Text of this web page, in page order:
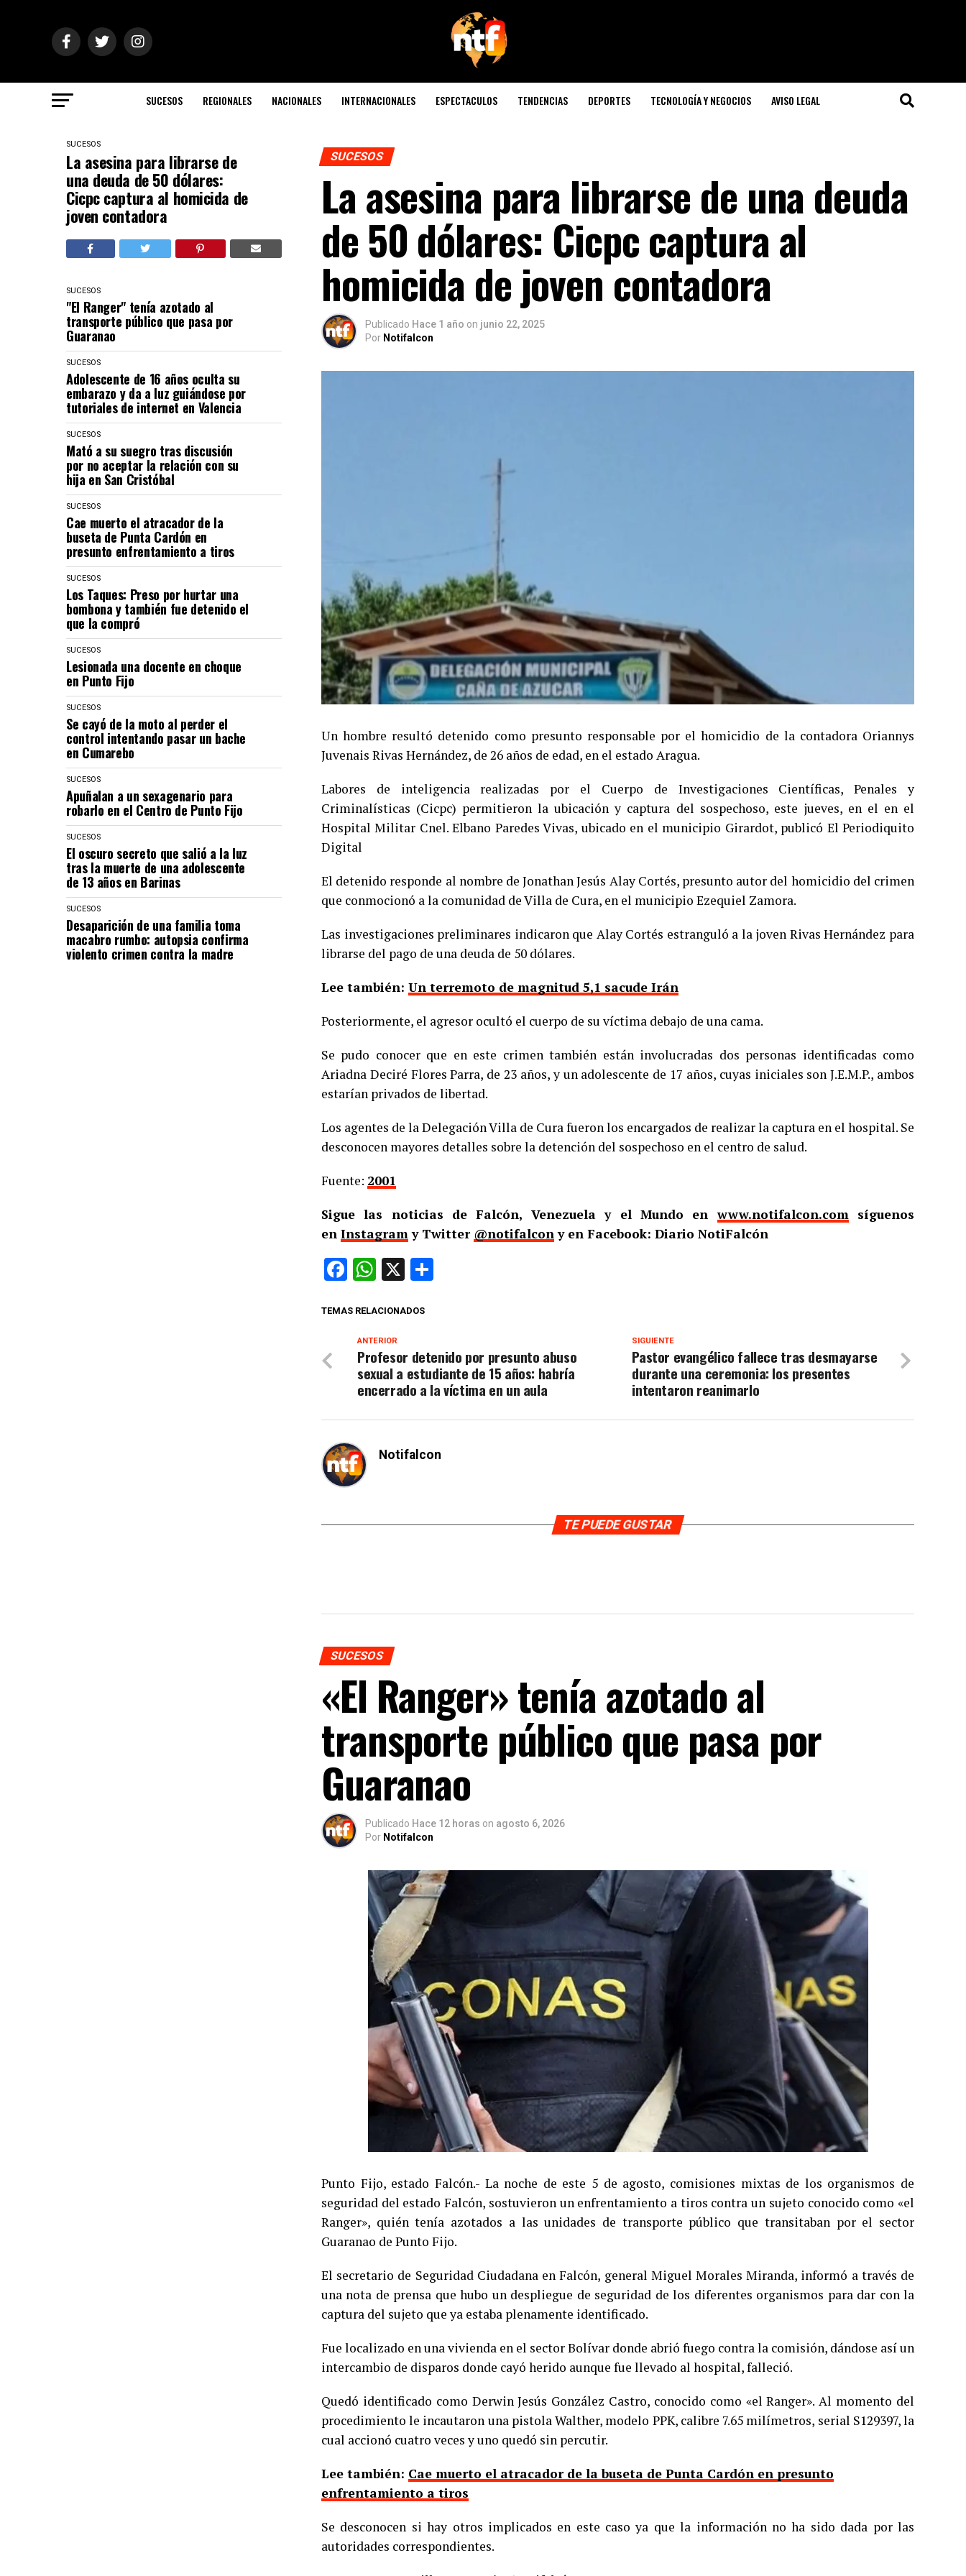
SUCESOS REGIONALES NACIONALES INTERNACIONALES ESPECTACULOS TENDENCIAS DEPORTES TECNOLOGÍA Y NEGOCIOS AVISO LEGAL
SUCESOS
La asesina para librarse de
una deuda de 50 dólares:
Cicpc captura al homicida de
joven contadora
SUCESOS
"El Ranger" tenía azotado al
transporte público que pasa por
Guaranao
SUCESOS
Adolescente de 16 años oculta su
embarazo y da a luz guiándose por
tutoriales de internet en Valencia
SUCESOS
Mató a su suegro tras discusión
por no aceptar la relación con su
hija en San Cristóbal
SUCESOS
Cae muerto el atracador de la
buseta de Punta Cardón en
presunto enfrentamiento a tiros
SUCESOS
Los Taques: Preso por hurtar una
bombona y también fue detenido el
que la compró
SUCESOS
Lesionada una docente en choque
en Punto Fijo
SUCESOS
Se cayó de la moto al perder el
control intentando pasar un bache
en Cumarebo
SUCESOS
Apuñalan a un sexagenario para
robarlo en el Centro de Punto Fijo
SUCESOS
El oscuro secreto que salió a la luz
tras la muerte de una adolescente
de 13 años en Barinas
SUCESOS
Desaparición de una familia toma
macabro rumbo: autopsia confirma
violento crimen contra la madre
SUCESOS
La asesina para librarse de una deuda
de 50 dólares: Cicpc captura al
homicida de joven contadora
Publicado Hace 1 año on junio 22, 2025
Por Notifalcon
Un hombre resultó detenido como presunto responsable por el homicidio de la contadora Oriannys
Juvenais Rivas Hernández, de 26 años de edad, en el estado Aragua.
Labores de inteligencia realizadas por el Cuerpo de Investigaciones Científicas, Penales y
Criminalísticas (Cicpc) permitieron la ubicación y captura del sospechoso, este jueves, en el en el
Hospital Militar Cnel. Elbano Paredes Vivas, ubicado en el municipio Girardot, publicó El Periodiquito
Digital
El detenido responde al nombre de Jonathan Jesús Alay Cortés, presunto autor del homicidio del crimen
que conmocionó a la comunidad de Villa de Cura, en el municipio Ezequiel Zamora.
Las investigaciones preliminares indicaron que Alay Cortés estranguló a la joven Rivas Hernández para
librarse del pago de una deuda de 50 dólares.
Lee también: Un terremoto de magnitud 5,1 sacude Irán
Posteriormente, el agresor ocultó el cuerpo de su víctima debajo de una cama.
Se pudo conocer que en este crimen también están involucradas dos personas identificadas como
Ariadna Deciré Flores Parra, de 23 años, y un adolescente de 17 años, cuyas iniciales son J.E.M.P., ambos
estarían privados de libertad.
Los agentes de la Delegación Villa de Cura fueron los encargados de realizar la captura en el hospital. Se
desconocen mayores detalles sobre la detención del sospechoso en el centro de salud.
Fuente: 2001
Sigue las noticias de Falcón, Venezuela y el Mundo enwww.notifalcon.comsíguenos
en Instagramy Twitter @notifalcony en Facebook: Diario NotiFalcón
Facebook
WhatsApp
X
TEMAS RELACIONADOS
SIGUIENTE
Pastor evangélico fallece tras desmayarse
durante una ceremonia: los presentes
intentaron reanimarlo
ANTERIOR
Profesor detenido por presunto abuso
sexual a estudiante de 15 años: habría
encerrado a la víctima en un aula
Notifalcon
TE PUEDE GUSTAR
SUCESOS
«El Ranger» tenía azotado al
transporte público que pasa por
Guaranao
Publicado Hace 12 horas on agosto 6, 2026
Por Notifalcon
Punto Fijo, estado Falcón.- La noche de este 5 de agosto, comisiones mixtas de los organismos de
seguridad del estado Falcón, sostuvieron un enfrentamiento a tiros contra un sujeto conocido como «el
Ranger», quién tenía azotados a las unidades de transporte público que transitaban por el sector
Guaranao de Punto Fijo.
El secretario de Seguridad Ciudadana en Falcón, general Miguel Morales Miranda, informó a través de
una nota de prensa que hubo un despliegue de seguridad de los diferentes organismos para dar con la
captura del sujeto que ya estaba plenamente identificado.
Fue localizado en una vivienda en el sector Bolívar donde abrió fuego contra la comisión, dándose así un
intercambio de disparos donde cayó herido aunque fue llevado al hospital, falleció.
Quedó identificado como Derwin Jesús González Castro, conocido como «el Ranger». Al momento del
procedimiento le incautaron una pistola Walther, modelo PPK, calibre 7.65 milímetros, serial S129397, la
cual accionó cuatro veces y uno quedó sin percutir.
Lee también: Cae muerto el atracador de la buseta de Punta Cardón en presunto
enfrentamiento a tiros
Se desconocen si hay otros implicados en este caso ya que la información no ha sido dada por las
autoridades correspondientes.